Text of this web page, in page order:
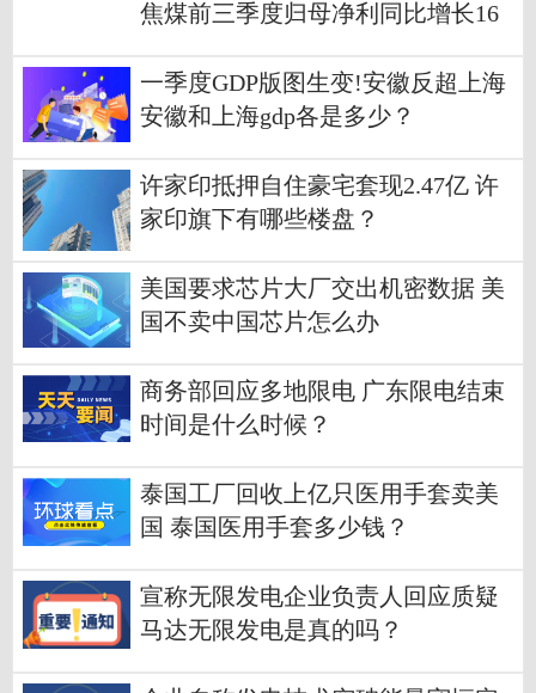
焦煤前三季度归母净利同比增长16
一季度GDP版图生变!安徽反超上海
安徽和上海gdp各是多少？
许家印抵押自住豪宅套现2.47亿 许
家印旗下有哪些楼盘？
美国要求芯片大厂交出机密数据 美
国不卖中国芯片怎么办
商务部回应多地限电 广东限电结束
时间是什么时候？
泰国工厂回收上亿只医用手套卖美
国 泰国医用手套多少钱？
宣称无限发电企业负责人回应质疑
马达无限发电是真的吗？